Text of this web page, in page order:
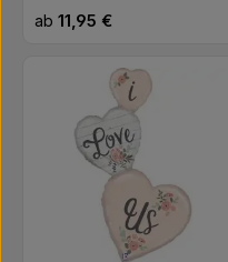
Regulärer Preis:
ab11,95 €